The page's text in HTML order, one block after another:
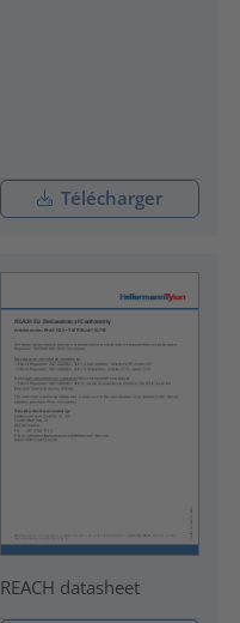
Télécharger
REACH datasheet